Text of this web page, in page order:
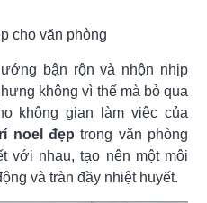
cho văn phòng
bận rộn và nhộn nhịp
không vì thế mà bỏ qua
không gian làm việc của
noel đẹp trong văn phòng
với nhau, tạo nên một môi
và tràn đầy nhiệt huyết.